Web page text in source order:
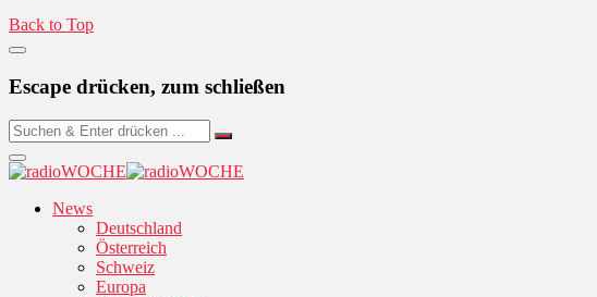
Back to Top
Escape drücken, zum schließen
News
Deutschland
Österreich
Schweiz
Europa